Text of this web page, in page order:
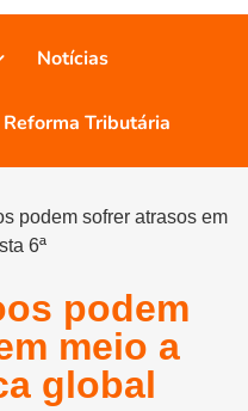
Notícias
Reforma Tributária
podem sofrer atrasos em
6ª
podem
meio a
global